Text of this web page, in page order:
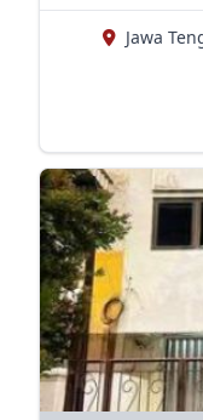
Jawa